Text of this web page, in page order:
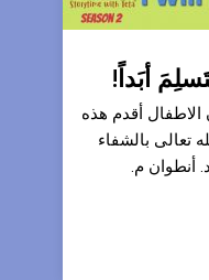
الاطفال أقدم هذه
تعالى بالشفاء
أنطوان م.